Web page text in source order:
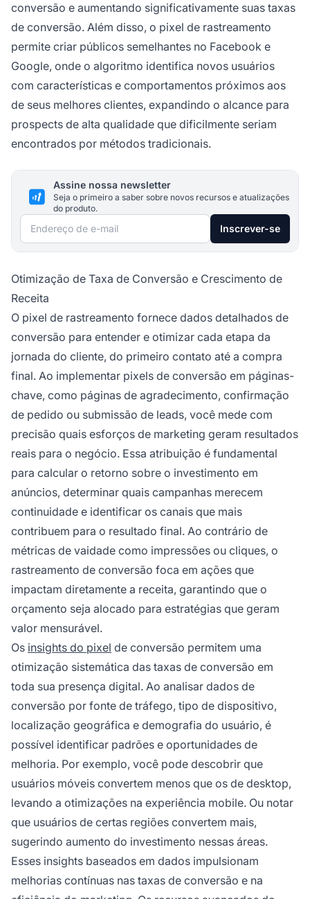
conversão e aumentando significativamente suas taxas
de conversão. Além disso, o pixel de rastreamento
permite criar públicos semelhantes no Facebook e
Google, onde o algoritmo identifica novos usuários
com características e comportamentos próximos aos
de seus melhores clientes, expandindo o alcance para
prospects de alta qualidade que dificilmente seriam
encontrados por métodos tradicionais.
Assine nossa newsletter
Seja o primeiro a saber sobre novos recursos e atualizações
do produto.
Endereço de e-mail Inscrever-se
Otimização de Taxa de Conversão e Crescimento de
Receita
O pixel de rastreamento fornece dados detalhados de
conversão para entender e otimizar cada etapa da
jornada do cliente, do primeiro contato até a compra
final. Ao implementar pixels de conversão em páginas-
chave, como páginas de agradecimento, confirmação
de pedido ou submissão de leads, você mede com
precisão quais esforços de marketing geram resultados
reais para o negócio. Essa atribuição é fundamental
para calcular o retorno sobre o investimento em
anúncios, determinar quais campanhas merecem
continuidade e identificar os canais que mais
contribuem para o resultado final. Ao contrário de
métricas de vaidade como impressões ou cliques, o
rastreamento de conversão foca em ações que
impactam diretamente a receita, garantindo que o
orçamento seja alocado para estratégias que geram
valor mensurável.
Os insights do pixel de conversão permitem uma
otimização sistemática das taxas de conversão em
toda sua presença digital. Ao analisar dados de
conversão por fonte de tráfego, tipo de dispositivo,
localização geográfica e demografia do usuário, é
possível identificar padrões e oportunidades de
melhoria. Por exemplo, você pode descobrir que
usuários móveis convertem menos que os de desktop,
levando a otimizações na experiência mobile. Ou notar
que usuários de certas regiões convertem mais,
sugerindo aumento do investimento nessas áreas.
Esses insights baseados em dados impulsionam
melhorias contínuas nas taxas de conversão e na